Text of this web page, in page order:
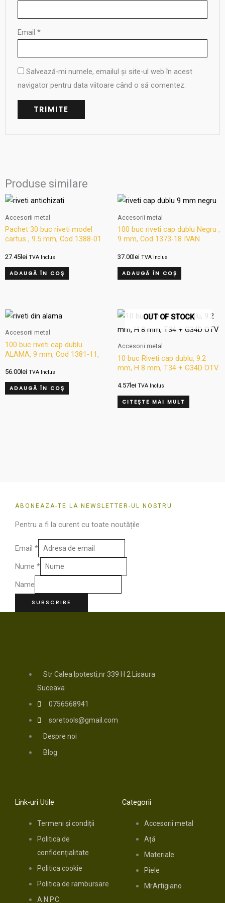
Email*
Salvează-mi numele, emailul și site-ul web în acest
navigator pentru data viitoare când o să comentez.
Produse similare
Accesorii metal
Pachet 30 buc riveti model
cartus , 9.5 mm, Cod 1388-01
27.45 lei TVA Inclus
ADAUGĂ ÎN COȘ
Accesorii metal
100 buc riveti cap dublu Negru ,
9 mm, Cod 1373-18 IVAN
37.00 lei TVA Inclus
ADAUGĂ ÎN COȘ
Accesorii metal
100 buc riveti cap dublu
ALAMA, 9 mm, Cod 1381-11,
56.00 lei TVA Inclus
ADAUGĂ ÎN COȘ
OUT OF STOCK
Accesorii metal
10 buc Riveti cap dublu, 9.2
mm, H 8 mm, T34 + G34D OTV
4.57 lei TVA Inclus
CITEȘTE MAI MULT
ABONEAZA-TE LA NEWSLETTER-UL NOSTRU
Pentru a fi la curent cu toate noutățile
Nume *
Email *
Name
SUBSCRIBE
Str Calea Ipotesti,nr 339 H 2 Lisaura
Suceava
0756568941
soretools@gmail.com
Despre noi
Blog
Link-uri Utile
Termeni și condiții
Politica de
confidențialitate
Politica cookie
Politica de rambursare
A.N.P.C
Categorii
Accesorii metal
Ață
Materiale
Piele
MrArtigiano